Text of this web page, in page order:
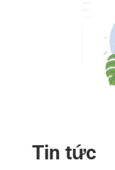
Tin tức